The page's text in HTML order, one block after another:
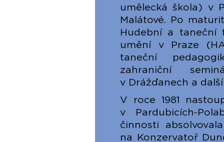
umělecká škola) v
Malátové. Po
Hudební a taneční
umění v Praze
taneční
zahraniční
v Drážďanech a
V roce 1981
v Pardubicích-
činnosti
na Konzervatoř